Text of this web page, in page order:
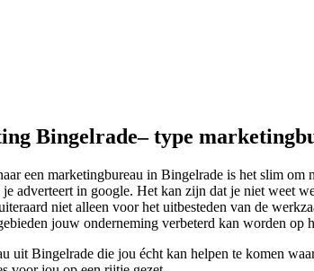
Bingelrade– type
een marketingbureau in Bingelrade is het slim
adverteert in google. Het kan zijn dat je niet weet
niet alleen voor het uitbesteden van de
jouw onderneming verbeterd kan worden op
uit Bingelrade die jou écht kan helpen te komen